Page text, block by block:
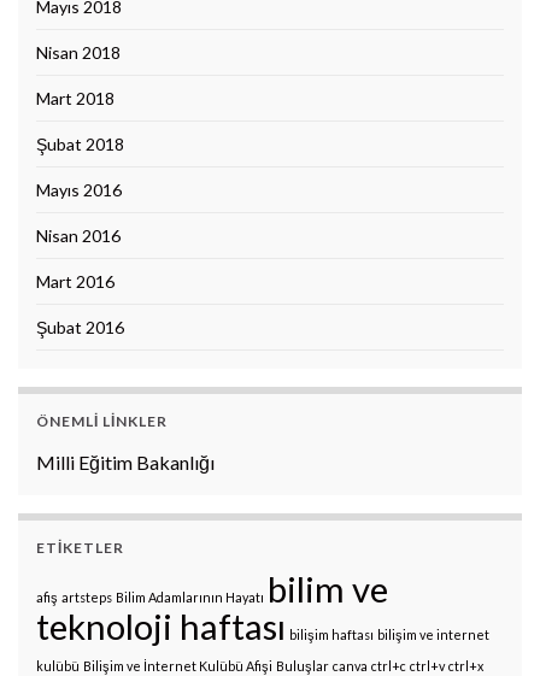
Mayıs 2018
Nisan 2018
Mart 2018
Şubat 2018
Mayıs 2016
Nisan 2016
Mart 2016
Şubat 2016
ÖNEMLI LINKLER
Milli Eğitim Bakanlığı
ETIKETLER
afiş artsteps Bilim Adamlarının Hayatı bilim ve
teknoloji haftası bilişim haftası bilişim ve internet
kulübü Bilişim ve İnternet Kulübü Afişi Buluşlar canva ctrl+c ctrl+v ctrl+x